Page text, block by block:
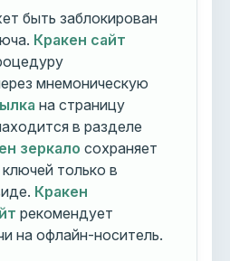
быть заблокирован
Кракен сайт
мнемоническую
на страницу
в разделе
зеркало сохраняет
только в
Кракен
рекомендует
на офлайн-носитель.